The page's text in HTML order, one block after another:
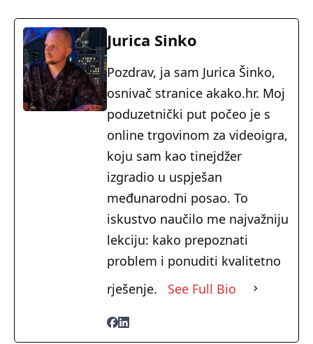
Jurica Sinko
Pozdrav, ja sam Jurica Šinko,
osnivač stranice akako.hr. Moj
poduzetnički put počeo je s
online trgovinom za videoigra,
koju sam kao tinejdžer
izgradio u uspješan
međunarodni posao. To
iskustvo naučilo me najvažniju
lekciju: kako prepoznati
problem i ponuditi kvalitetno
rješenje.
See Full Bio